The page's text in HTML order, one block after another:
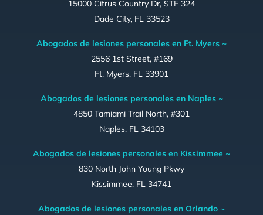
15000 Citrus Country Dr, STE 324
Dade City, FL 33523
Abogados de lesiones personales en Ft. Myers ~
2556 1st Street, #169
Ft. Myers, FL 33901
Abogados de lesiones personales en Naples ~
4850 Tamiami Trail North, #301
Naples, FL 34103
Abogados de lesiones personales en Kissimmee ~
830 North John Young Pkwy
Kissimmee, FL 34741
Abogados de lesiones personales en Orlando ~